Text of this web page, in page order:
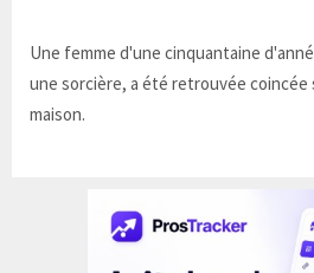
Une femme d'une cinquantaine
une sorcière, a été retrouvée coincée
maison.